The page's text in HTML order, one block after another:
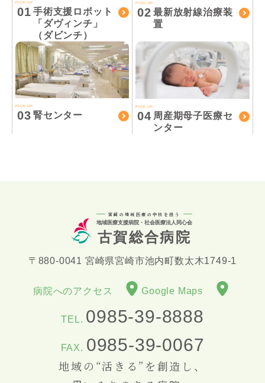
PICK UP
01 手術支援ロボット
「ダヴィンチ」
（ダビンチ）
PICK UP
02 最新放射線治療装
置
PICK UP
03 腎センター
PICK UP
04 周産期母子医療セ
ンター
宮崎の地域医療の中核を担う
地域医療支援病院・社会医療法人同心会
古賀総合病院
〒880-0041 宮崎県宮崎市池内町数太木1749-1
病院へのアクセス Google Maps
TEL. 0985-39-8888
FAX. 0985-39-0067
地域の“活きる”を創造し、